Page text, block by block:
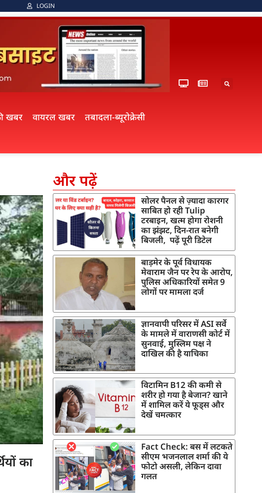
LOGIN
खबर वायरल खबर
तबादला-ब्यूरोक्रेसी
का
और पढ़ें
सोलर पैनल से ज़्यादा कारगर
साबित हो रही Tulip
टरबाइन, खत्म होगा रोशनी
का झंझट, दिन-रात बनेगी
बिजली, पढ़ें पूरी डिटेल
बाड़मेर के पूर्व विधायक
मेवाराम जैन पर रेप के आरोप,
पुलिस अधिकारियों समेत 9
लोगों पर मामला दर्ज
ज्ञानवापी परिसर में ASI सर्वे
के मामले में वाराणसी कोर्ट में
सुनवाई, मुस्लिम पक्ष ने
दाखिल की है याचिका
विटामिन B12 की कमी से
शरीर हो गया है बेजान? खाने
में शामिल करें ये फूड्स और
देखें चमत्कार
Fact Check: बस में लटकते
सीएम भजनलाल शर्मा की ये
फोटो असली, लेकिन दावा
गलत